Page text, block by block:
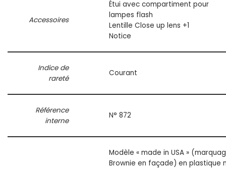
Accessoires
Étui avec compartiment pour
lampes flash
Lentille Close up lens +1
Notice
Indice de
rareté
Courant
Référence
interne
N° 872
Modèle « made in USA »
Brownie en façade) en plastique